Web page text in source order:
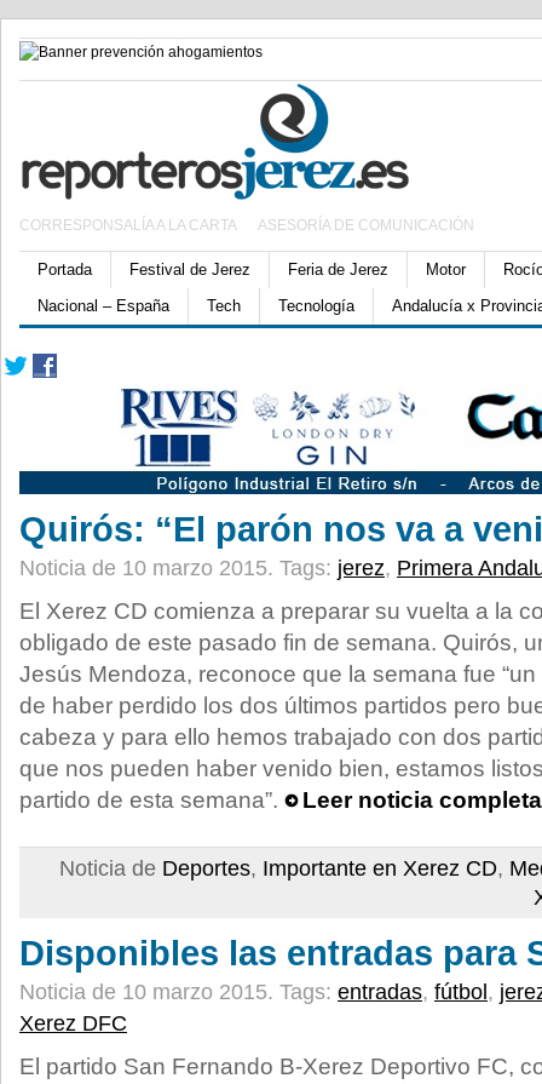
CORRESPONSALÍA A LA CARTA ASESORÍA DE COMUNICACIÓN
Portada Festival de Jerez Feria de Jerez Motor
Nacional – España
Tech Tecnología Andalucía x
Quirós: “El parón nos va a
Noticia de 10 marzo 2015. Tags: jerez, Primera
El Xerez CD comienza a preparar su vuelta a la
obligado de este pasado fin de semana. Quirós,
Jesús Mendoza, reconoce que la semana fue
de haber perdido los dos últimos partidos pero
cabeza y para ello hemos trabajado con dos
que nos pueden haber venido bien, estamos
partido de esta semana”.
Leer noticia completa
Noticia de Deportes, Importante en Xerez CD,
Disponibles las entradas para
Noticia de 10 marzo 2015. Tags: entradas, fútbol ,
Xerez DFC
El partido San Fernando B-Xerez Deportivo FC,